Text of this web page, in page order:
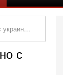
зерном
с